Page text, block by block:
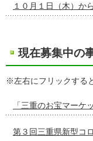
１０月１日（木）か
現在募集中の
※左右にフリックする
「三重のお宝マー
第３回三重県新型コ